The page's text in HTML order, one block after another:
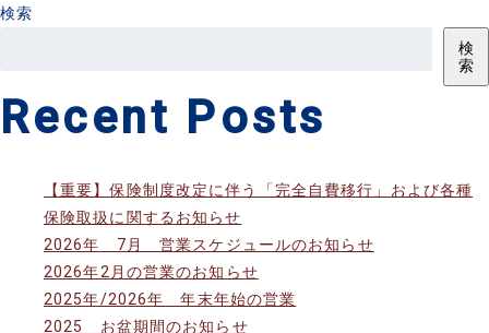
検索
検
索
Recent Posts
【重要】保険制度改定に伴う「完全自費移行」および各種
保険取扱に関するお知らせ
2026年 7月 営業スケジュールのお知らせ
2026年2月の営業のお知らせ
2025年/2026年 年末年始の営業
2025 お盆期間のお知らせ